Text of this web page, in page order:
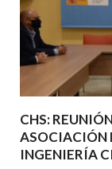
CHS:
ASOCIACIÓN
INGENIERÍA